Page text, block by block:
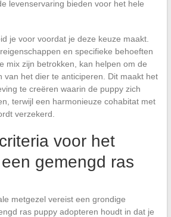
levenservaring bieden voor het hele
je voor voordat je deze keuze maakt.
en specifieke behoeften
mix zijn betrokken, kan helpen om de
van het dier te anticiperen. Dit maakt het
te creëren waarin de puppy zich
terwijl een harmonieuze cohabitat met
verzekerd.
voor het
gemengd ras
metgezel vereist een grondige
ras puppy adopteren houdt in dat je